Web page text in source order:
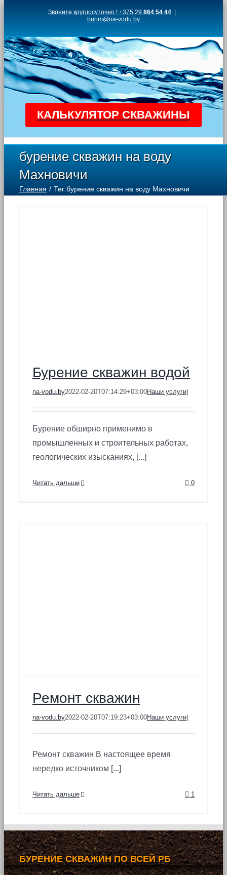
content
Звоните круглосуточно ! +375 29 864 54 44
burim@na-vodu.by
КАЛЬКУЛЯТОР СКВАЖИНЫ
бурение скважин на воду
Махновичи
Главная Тег:бурение скважин на воду Махновичи
Бурение скважин водой
na-vodu.by2022-02-20T07:14:29+03:00Наши услуги
Бурение обширно применимо в
промышленных и строительных работах,
геологических изысканиях, [...]
Читать дальше 0
Ремонт скважин
na-vodu.by2022-02-20T07:19:23+03:00Наши услуги
Ремонт скважин В настоящее время
нередко источником [...]
Читать дальше 1
БУРЕНИЕ СКВАЖИН ПО ВСЕЙ РБ